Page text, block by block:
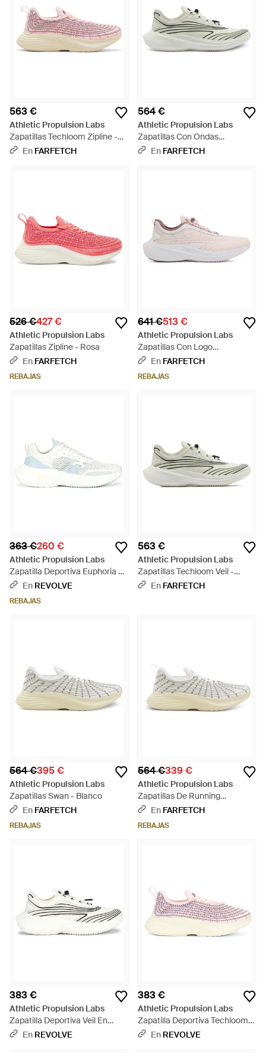
563 €
Athletic Propulsion Labs
Zapatillas Techloom Zipline -
RosaEn FARFETCH
564 €
Athletic Propulsion Labs
Zapatillas Con Ondas
Estampadas - Blanco
En FARFETCH
526 €427 €
Athletic Propulsion Labs
Zapatillas Zipline - Rosa
En FARFETCH
REBAJAS
641 €513 €
Athletic Propulsion Labs
Zapatillas Con Logo
Estampado - Blanco
En FARFETCH
REBAJAS
363 €260 €
Athletic Propulsion Labs
Zapatilla Deportiva Euphoria En
Color Ivory,Baby Talla (También
En REVOLVE
REBAJAS
563 €
Athletic Propulsion Labs
Zapatillas Techloom Veil -
Blanco
En FARFETCH
564 €395 €
Athletic Propulsion Labs
Zapatillas Swan - Blanco
En FARFETCH
REBAJAS
564 €339 €
Athletic Propulsion Labs
Zapatillas De Running
Techloom Zipline - Blanco
En FARFETCH
REBAJAS
383 €
Athletic Propulsion Labs
Zapatilla Deportiva Veil En
Color Ivory Talla (También En 9)
En REVOLVE
383 €
Athletic Propulsion Labs
Zapatilla Deportiva Techloom
Zipline En Color Rosado Talla
En REVOLVE